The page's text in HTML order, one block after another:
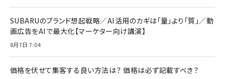
SUBARUのブランド想起戦略／AI活用のカギは「量」より「質」／動
画広告をAIで最大化【マーケター向け講演】
8月7日 7:04
価格を伏せて集客する良い方法は？ 価格は必ず記載すべき？